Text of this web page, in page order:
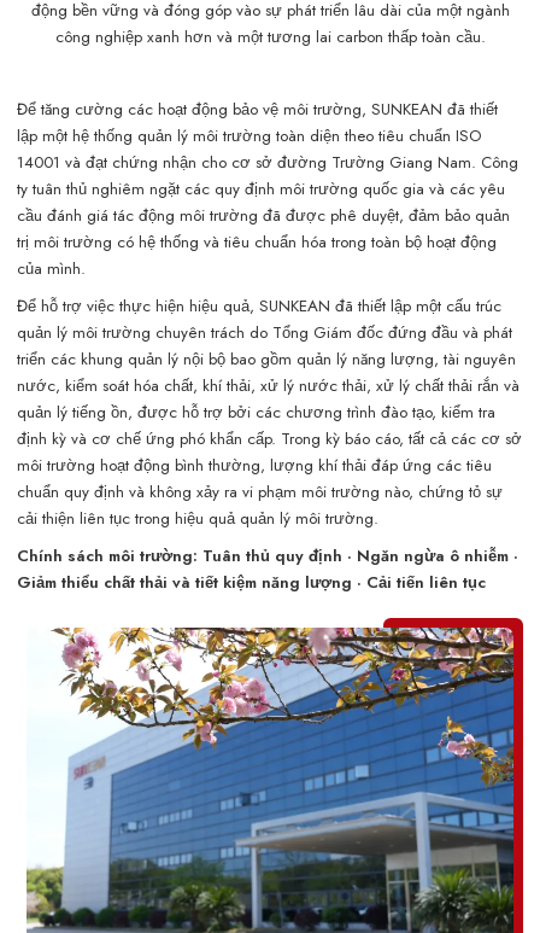
động bền vững và đóng góp vào sự phát triển lâu dài của một ngành
công nghiệp xanh hơn và một tương lai carbon thấp toàn cầu.
Để tăng cường các hoạt động bảo vệ môi trường, SUNKEAN đã thiết
lập một hệ thống quản lý môi trường toàn diện theo tiêu chuẩn ISO
14001 và đạt chứng nhận cho cơ sở đường Trường Giang Nam. Công
ty tuân thủ nghiêm ngặt các quy định môi trường quốc gia và các yêu
cầu đánh giá tác động môi trường đã được phê duyệt, đảm bảo quản
trị môi trường có hệ thống và tiêu chuẩn hóa trong toàn bộ hoạt động
của mình.
Để hỗ trợ việc thực hiện hiệu quả, SUNKEAN đã thiết lập một cấu trúc
quản lý môi trường chuyên trách do Tổng Giám đốc đứng đầu và phát
triển các khung quản lý nội bộ bao gồm quản lý năng lượng, tài nguyên
nước, kiểm soát hóa chất, khí thải, xử lý nước thải, xử lý chất thải rắn và
quản lý tiếng ồn, được hỗ trợ bởi các chương trình đào tạo, kiểm tra
định kỳ và cơ chế ứng phó khẩn cấp. Trong kỳ báo cáo, tất cả các cơ sở
môi trường hoạt động bình thường, lượng khí thải đáp ứng các tiêu
chuẩn quy định và không xảy ra vi phạm môi trường nào, chứng tỏ sự
cải thiện liên tục trong hiệu quả quản lý môi trường.
Chính sách môi trường: Tuân thủ quy định · Ngăn ngừa ô nhiễm ·
Giảm thiểu chất thải và tiết kiệm năng lượng · Cải tiến liên tục